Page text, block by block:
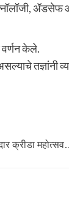
ॲडसेफ
वर्णन केले.
तज्ञांनी
क्रीडा